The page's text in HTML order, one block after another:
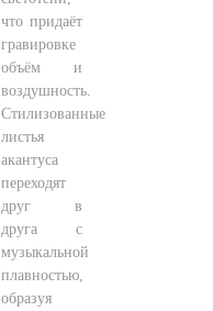
что придаёт
гравировке
объём и
воздушность.
Стилизованные
листья
акантуса
переходят
друг в
друга с
музыкальной
плавностью,
образуя